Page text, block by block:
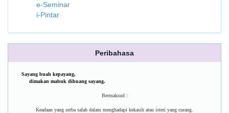
e-Seminar
i-Pintar
Peribahasa
Sayang buah kepayang,
dimakan mabuk dibuang sayang.
Bermaksud :
Keadaan yang serba salah dalam menghadapi kekasih atau isteri yang curang.